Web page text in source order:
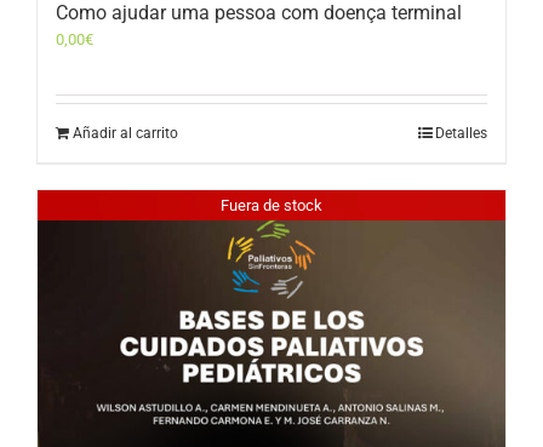
Como ajudar uma pessoa com doença terminal
0,00€
Añadir al carrito Detalles
Fuera de stock